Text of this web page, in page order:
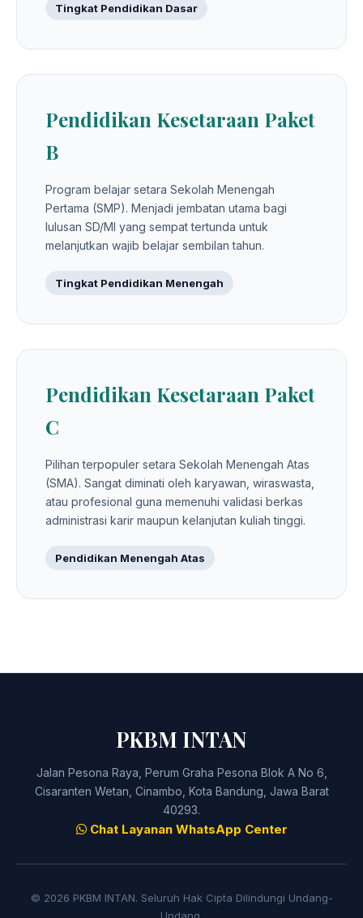
Tingkat Pendidikan Dasar
Pendidikan Kesetaraan Paket
B
Program belajar setara Sekolah Menengah
Pertama (SMP). Menjadi jembatan utama bagi
lulusan SD/MI yang sempat tertunda untuk
melanjutkan wajib belajar sembilan tahun.
Tingkat Pendidikan Menengah
Pendidikan Kesetaraan Paket
C
Pilihan terpopuler setara Sekolah Menengah Atas
(SMA). Sangat diminati oleh karyawan, wiraswasta,
atau profesional guna memenuhi validasi berkas
administrasi karir maupun kelanjutan kuliah tinggi.
Pendidikan Menengah Atas
PKBM INTAN
Jalan Pesona Raya, Perum Graha Pesona Blok A No 6,
Cisaranten Wetan, Cinambo, Kota Bandung, Jawa Barat
40293.
Chat Layanan WhatsApp Center
© 2026 PKBM INTAN. Seluruh Hak Cipta Dilindungi Undang-
Undang.